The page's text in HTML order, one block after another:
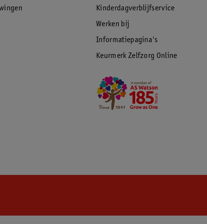
Kinderdagverblijfservice
Werken bij
Informatiepagina's
Keurmerk Zelfzorg Online